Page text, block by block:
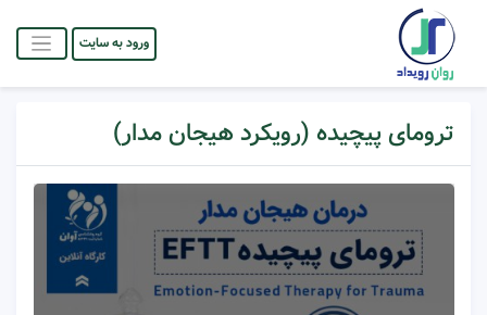
ورود به سایت
ترومای پیچیده (رویکرد هیجان مدار)